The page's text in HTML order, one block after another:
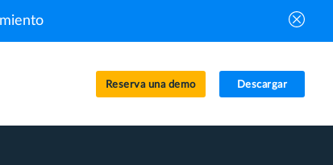
Reserva una demo Descargar